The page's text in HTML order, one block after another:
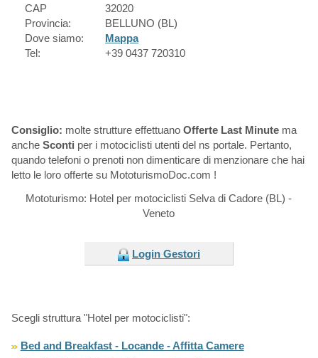
CAP
Provincia:
Dove siamo:
Tel:
32020
BELLUNO (BL)
Mappa
+39 0437 720310
Consiglio: molte strutture effettuano Offerte Last Minutema
anche Sconti per i motociclisti utenti del ns portale. Pertanto,
quando telefoni o prenoti non dimenticare di menzionare che hai
letto le loro offerte su MototurismoDoc.com !
Mototurismo: Hotel per motociclisti Selva di Cadore (BL) -
Veneto
Login Gestori
Scegli struttura "Hotel per motociclisti":
Bed and Breakfast - Locande - Affitta Camere